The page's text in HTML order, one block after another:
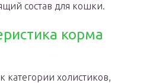
состав для кошки.
корма
категории холистиков,